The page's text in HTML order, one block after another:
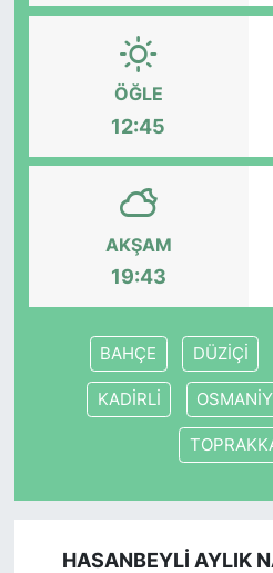
ÖĞLE
12:45
AKŞAM
19:43
BAHÇE DÜZİÇİ
KADİRLİ
HASANBEYLİ AYLIK
SARIYER İMAR BARIŞI
SEKTÖR
SİYASET
SON DAKİKA HABERİ
SPOR
TÜRKİYE VE DÜNYA
VİDEO GALERİ
YAŞAM